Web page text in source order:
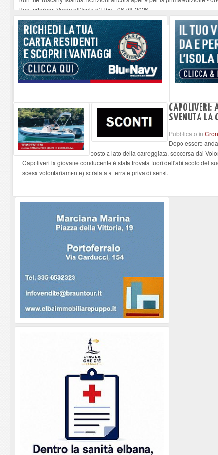
Una tartaruga Verde all’Isola d’Elba-06-08-2026
Furgone in fiamme a Capoliveri, illeso il conducente-06-08-2026
Campo: chiusura della biblioteca comunale in occasione del Santo Patrono
A Carpani si apre la Festa di Liberazione: il programma della prima serata-
CAPOLIVERI:
SVENUTA LA
Pubblicato in
Dopo essere
posto a lato della carreggiata, soccorsa dai
Capoliveri la giovane conducente è stata trovata fuori dell'abitacolo del
scesa volontariamente) sdraiata a terra e priva di sensi.